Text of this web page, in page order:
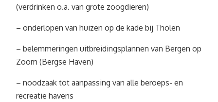
(verdrinken o.a. van grote zoogdieren)
– onderlopen van huizen op de kade bij Tholen
– belemmeringen uitbreidingsplannen van Bergen op
Zoom (Bergse Haven)
– noodzaak tot aanpassing van alle beroeps- en
recreatie havens